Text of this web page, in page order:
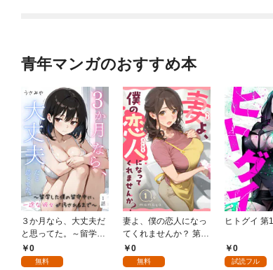
青年マンガのおすすめ本
３か月なら、大丈夫だ
と思ってた。～留学し
た僕の留守中に、一途
な彼女が汚されるまで
0
無料
妻よ、僕の恋人になっ
てくれませんか？ 第1
話0
無料
ヒトグイ 第
0
試読フル